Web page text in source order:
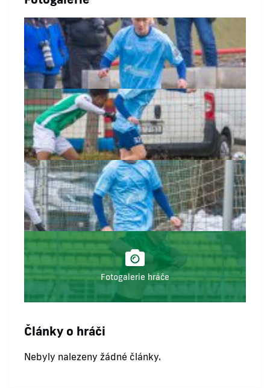
Fotogalerie hráče
Články o hráči
Nebyly nalezeny žádné články.